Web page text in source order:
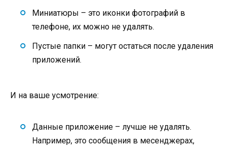
Миниатюры – это иконки фотографий в
телефоне, их можно не удалять.
Пустые папки – могут остаться после удаления
приложений.
И на ваше усмотрение:
Данные приложение – лучше не удалять.
Например, это сообщения в месенджерах,